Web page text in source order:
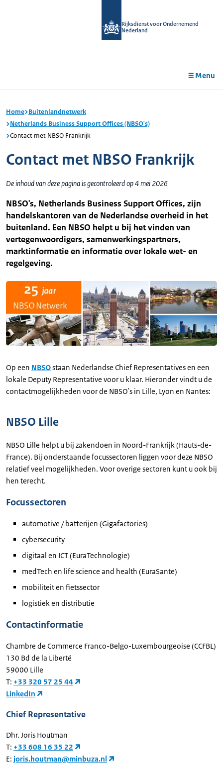
Rijksdienst voor Ondernemend
Nederland
Menu
Home Buitenlandnetwerk
Netherlands Business Support Offices (NBSO's)
Contact met NBSO Frankrijk
Contact met NBSO Frankrijk
De inhoud van deze pagina is gecontroleerd op 4 mei 2026
NBSO's, Netherlands Business Support Offices, zijn
handelskantoren van de Nederlandse overheid in het
buitenland. Een NBSO helpt u bij het vinden van
vertegenwoordigers, samenwerkingspartners,
marktinformatie en informatie over lokale wet- en
regelgeving.
Op een NBSOstaan Nederlandse Chief Representatives en een
lokale Deputy Representative voor u klaar. Hieronder vindt u de
contactmogelijkheden voor de NBSO's in Lille, Lyon en Nantes:
NBSO Lille
NBSO Lille helpt u bij zakendoen in Noord-Frankrijk (Hauts-de-
France). Bij onderstaande focussectoren liggen voor deze NBSO
relatief veel mogelijkheden. Voor overige sectoren kunt u ook bij
hen terecht.
Focussectoren
automotive / batterijen (Gigafactories)
cybersecurity
digitaal en ICT (EuraTechnologie)
medTech en life science and health (EuraSante)
mobiliteit en fietssector
logistiek en distributie
Contactinformatie
Chambre de Commerce Franco-Belgo-Luxembourgeoise (CCFBL)
130 Bd de la Liberté
59000 Lille
T: +33 320 57 25 44
LinkedIn
Chief Representative
Dhr. Joris Houtman
T: +33 608 16 35 22
E: joris.houtman@minbuza.nl